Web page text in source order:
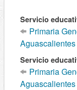
Servicio
Primaria
Aguascalientes
Servicio
Primaria
Aguascalientes